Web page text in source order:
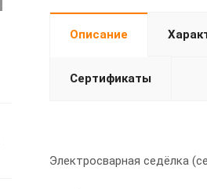
Описание
Сертификаты
Электросварная седёлка